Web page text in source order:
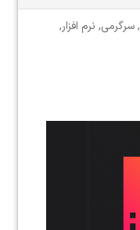
,سرگرمی, نرم افزار,